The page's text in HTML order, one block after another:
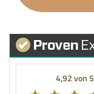
4,92 von 5